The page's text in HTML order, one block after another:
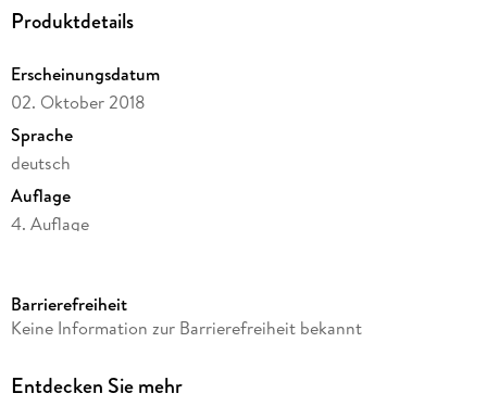
Produktdetails
Erscheinungsdatum
02. Oktober 2018
Sprache
deutsch
Auflage
4. Auflage
Altersempfehlung
Reihe
Barrierefreiheit
Keine Information zur Barrierefreiheit bekannt
Entdecken Sie mehr